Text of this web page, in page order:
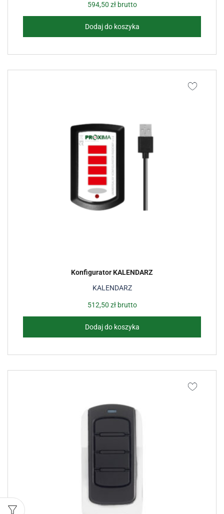
594,50 złbrutto
Dodaj do koszyka
KALENDARZ
Konfigurator KALENDARZ
512,50 złbrutto
Dodaj do koszyka